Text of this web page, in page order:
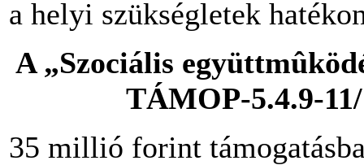
a helyi szükségletek
A „Szociális
TÁMOP-5.4.9-
35 millió forint